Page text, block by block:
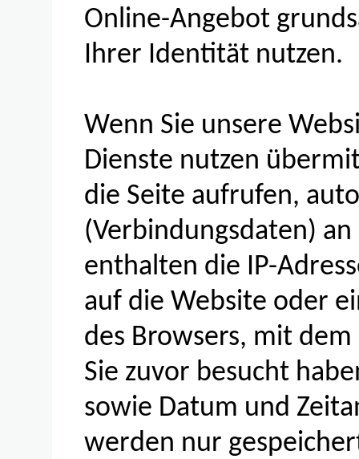
Online-Angebot
Ihrer Identität nutzen.
Wenn Sie unsere
Dienste nutzen
die Seite aufrufen,
(Verbindungsdaten)
enthalten die IP-
auf die Website oder
des Browsers, mit
Sie zuvor besucht
sowie Datum und
werden nur